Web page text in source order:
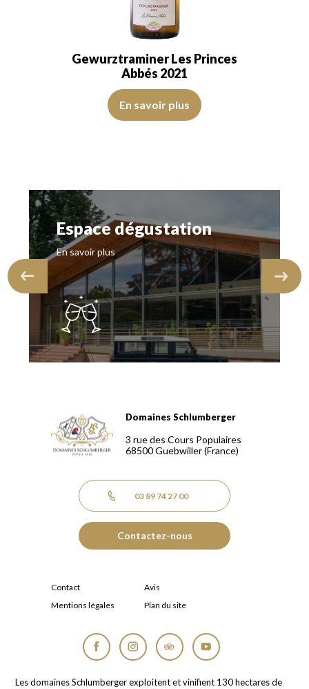
Le vin présente de la…
belle intensité. Le disque est brillant, limpide, transparent. Le vin
Gewurztraminer Les Princes
Abbés 2021
La robe est jaune citron avec des reflets vert clair,
En savoir plus
Espace dégustation
En savoir plus
Domaines Schlumberger Vignerons 100% récoltants
Domaines Schlumberger
3 rue des Cours Populaires
68500Guebwiller(France)
03 89 74 27 00
Contactez-nous
Contact
Avis
Mentions légales
Plan du site
Les domaines Schlumberger exploitent et vinifient 130 hectares de